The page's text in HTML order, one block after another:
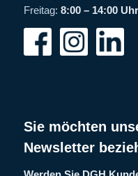
Freitag: 8:00 – 14:00 Uhr
Sie möchten
Newsletter